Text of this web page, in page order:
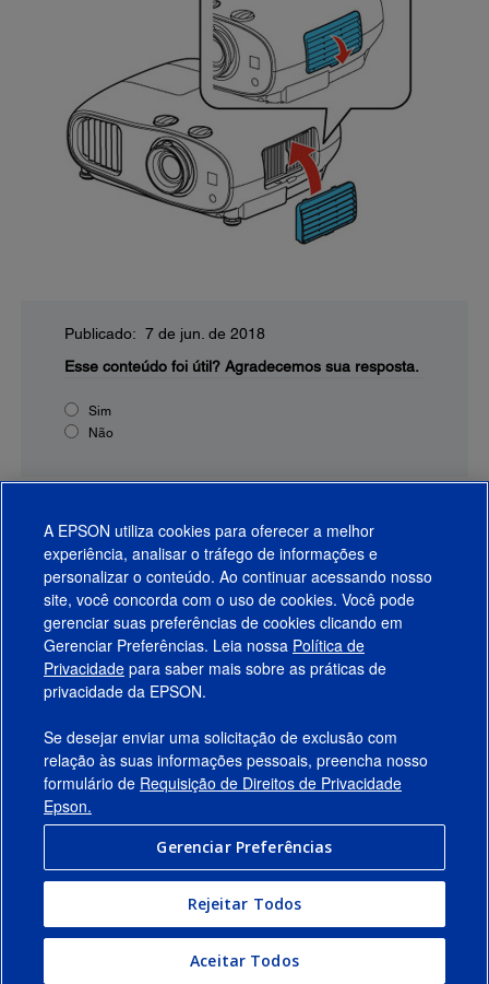
Publicado: 7 de jun. de 2018
Esse conteúdo foi útil? Agradecemos sua resposta.
Sim
Não
Produtos
Suporte
Links Sugeridos
Empresa
Conecte-se com a Epson
Termos de Uso
A EPSON utiliza cookies para oferecer a melhor
experiência, analisar o tráfego de informações e
personalizar o conteúdo. Ao continuar acessando nosso
site, você concorda com o uso de cookies. Você pode
gerenciar suas preferências de cookies clicando em
Gerenciar Preferências. Leia nossa Política de
Privacidade para saber mais sobre as práticas de
privacidade da EPSON.
Se desejar enviar uma solicitação de exclusão com
relação às suas informações pessoais, preencha nosso
formulário de Requisição de Direitos de Privacidade
Epson.
Gerenciar Preferências
Rejeitar Todos
Aceitar Todos